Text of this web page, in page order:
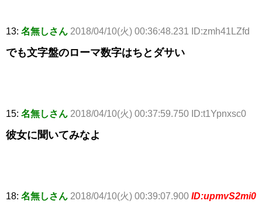
13: 名無しさん 2018/04/10(火) 00:36:48.231 ID:zmh41LZfd
でも文字盤のローマ数字はちとダサい
15: 名無しさん 2018/04/10(火) 00:37:59.750 ID:t1Ypnxsc0
彼女に聞いてみなよ
18: 名無しさん 2018/04/10(火) 00:39:07.900 ID:upmvS2mi0